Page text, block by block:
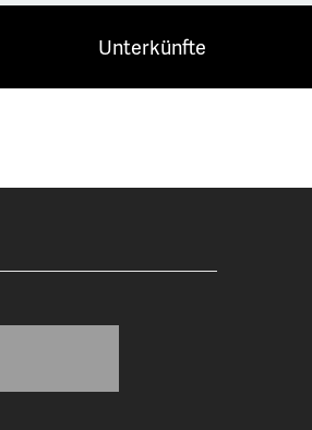
Unterkünfte